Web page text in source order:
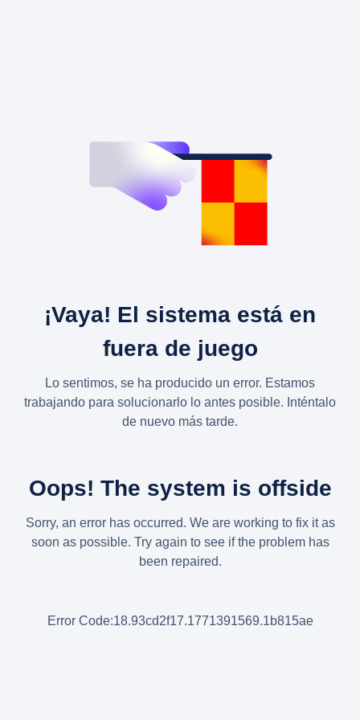
¡Vaya! El sistema está en
fuera de juego
Lo sentimos, se ha producido un error. Estamos
trabajando para solucionarlo lo antes posible. Inténtalo
de nuevo más tarde.
Oops! The system is offside
Sorry, an error has occurred. We are working to fix it as
soon as possible. Try again to see if the problem has
been repaired.
Error Code:18.93cd2f17.1771391569.1b815ae